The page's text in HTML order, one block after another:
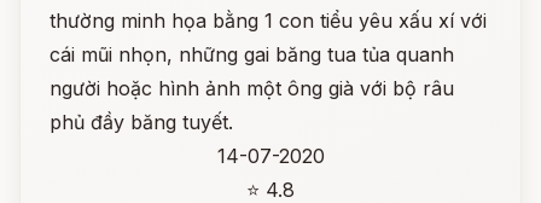
thường minh họa bằng 1 con tiểu yêu xấu xí với
cái mũi nhọn, những gai băng tua tủa quanh
người hoặc hình ảnh một ông già với bộ râu
phủ đầy băng tuyết.
14-07-2020
⭐ 4.8